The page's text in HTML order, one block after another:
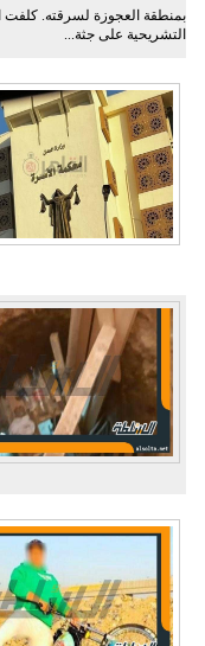
بمنطقة العجوزة لسرقته. كلفت
التشريحية على جثة...